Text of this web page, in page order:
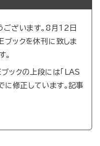
ございます。8月12日
ブックを休刊に致しま
。
クの上段には「LAS
に修正しています。記事